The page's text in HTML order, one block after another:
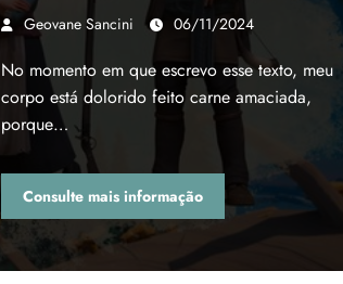
Geovane Sancini 06/11/2024
No momento em que escrevo esse texto, meu
corpo está dolorido feito carne amaciada,
porque…
Consulte mais informação